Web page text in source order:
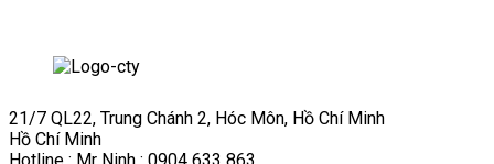
21/7 QL22, Trung Chánh 2, Hóc Môn, Hồ Chí Minh
Hồ Chí Minh